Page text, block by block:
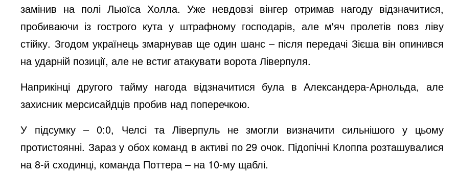
замінив на полі Льюїса Холла. Уже невдовзі вінгер отримав нагоду відзначитися,
пробиваючи із гострого кута у штрафному господарів, але м'яч пролетів повз ліву
стійку. Згодом українець змарнував ще один шанс – після передачі Зієша він опинився
на ударній позиції, але не встиг атакувати ворота Ліверпуля.
Наприкінці другого тайму нагода відзначитися була в Александера-Арнольда, але
захисник мерсисайдців пробив над поперечкою.
У підсумку – 0:0, Челсі та Ліверпуль не змогли визначити сильнішого у цьому
протистоянні. Зараз у обох команд в активі по 29 очок. Підопічні Клоппа розташувалися
на 8-й сходинці, команда Поттера – на 10-му щаблі.